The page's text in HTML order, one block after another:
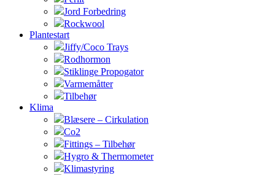
Jord Forbedring
Rockwool
Plantestart
Jiffy/Coco Trays
Rodhormon
Stiklinge Propogator
Varmemåtter
Tilbehør
Klima
Blæsere – Cirkulation
Co2
Fittings – Tilbehør
Hygro & Thermometer
Klimastyring